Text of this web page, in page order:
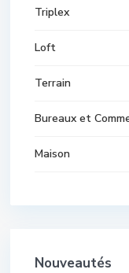
Triplex
Loft
Terrain
Bureaux et
Maison
Nouveautés